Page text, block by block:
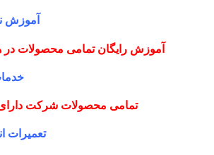
آموزش
آموزش رایگان تمامی محصولات
تمامی محصولات شرکت
تعمیرات